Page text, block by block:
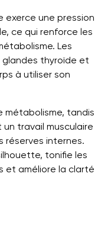
exerce une pression
ce qui renforce les
Les
glandes thyroïde et
à utiliser son
métabolisme, tandis
travail musculaire
réserves internes.
tonifie les
et améliore la clarté